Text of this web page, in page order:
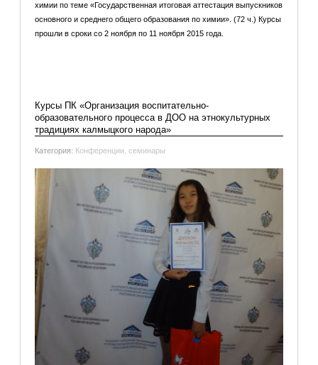
химии по теме «Государственная итоговая аттестация выпускников
основного и среднего общего образования по химии». (72 ч.) Курсы
прошли в сроки со 2 ноября по 11 ноября 2015 года.
Курсы ПК «Организация воспитательно-
образовательного процесса в ДОО на этнокультурных
традициях калмыцкого народа»
Категория: Конференции, семинары